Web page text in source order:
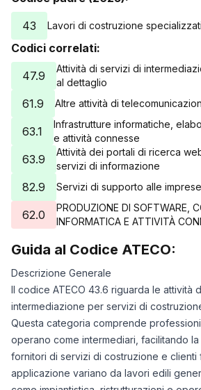
43
Lavori di costruzione specializzati
Codici correlati:
47.9
Attività di servizi di
al dettaglio
61.9 Altre attività di
63.1
Infrastrutture informatiche,
e attività connesse
63.9
Attività dei portali di ricerca
servizi di informazione
82.9 Servizi di supporto alle
62.0
PRODUZIONE DI SOFTWARE,
INFORMATICA E ATTIVITÀ
Guida al Codice ATECO:
Descrizione Generale
Il codice ATECO 43.6 riguarda le attività
intermediazione per servizi di
Questa categoria comprende
operano come intermediari, facilitando
fornitori di servizi di costruzione e clienti
applicazione variano da lavori edili